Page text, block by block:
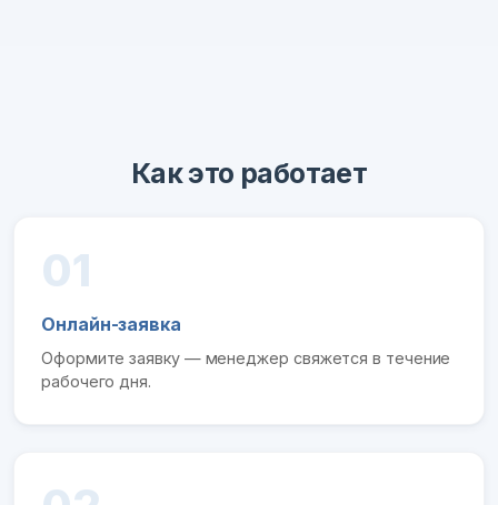
Как это работает
01
Онлайн-заявка
Оформите заявку — менеджер свяжется в течение
рабочего дня.